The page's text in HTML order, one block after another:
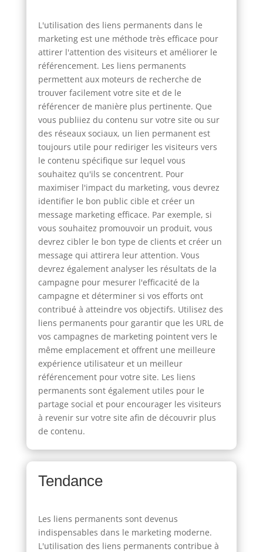
L'utilisation des liens permanents dans le
marketing est une méthode très efficace pour
attirer l'attention des visiteurs et améliorer le
référencement. Les liens permanents
permettent aux moteurs de recherche de
trouver facilement votre site et de le
référencer de manière plus pertinente. Que
vous publiiez du contenu sur votre site ou sur
des réseaux sociaux, un lien permanent est
toujours utile pour rediriger les visiteurs vers
le contenu spécifique sur lequel vous
souhaitez qu'ils se concentrent. Pour
maximiser l'impact du marketing, vous devrez
identifier le bon public cible et créer un
message marketing efficace. Par exemple, si
vous souhaitez promouvoir un produit, vous
devrez cibler le bon type de clients et créer un
message qui attirera leur attention. Vous
devrez également analyser les résultats de la
campagne pour mesurer l'efficacité de la
campagne et déterminer si vos efforts ont
contribué à atteindre vos objectifs. Utilisez des
liens permanents pour garantir que les URL de
vos campagnes de marketing pointent vers le
même emplacement et offrent une meilleure
expérience utilisateur et un meilleur
référencement pour votre site. Les liens
permanents sont également utiles pour le
partage social et pour encourager les visiteurs
à revenir sur votre site afin de découvrir plus
de contenu.
Tendance
Les liens permanents sont devenus
indispensables dans le marketing moderne.
L'utilisation des liens permanents contribue à